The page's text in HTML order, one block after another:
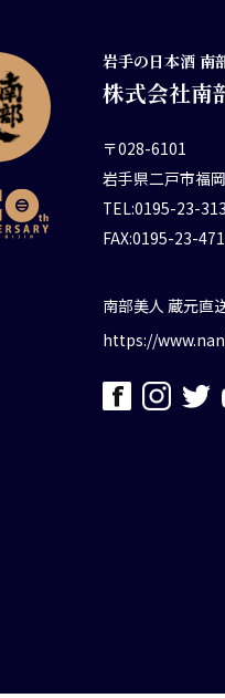
岩手の日本酒 南
株式会社南
〒028-6101
岩手県二戸市福
TEL:0195-23-
FAX:0195-23-
南部美人 蔵元直
https://